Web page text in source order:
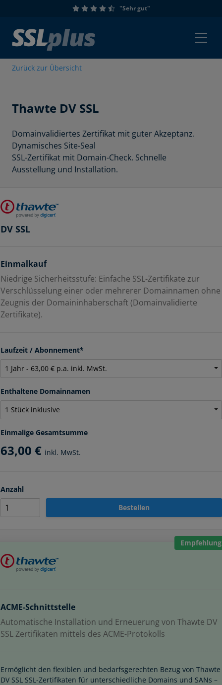
"Sehr gut"
Zurück zur Übersicht
Thawte DV SSL
Domainvalidiertes Zertifikat mit guter Akzeptanz.
Dynamisches Site-Seal
SSL-Zertifikat mit Domain-Check. Schnelle
Ausstellung und Installation.
DV SSL
Einmalkauf
Niedrige Sicherheitsstufe: Einfache SSL-Zertifikate zur
Verschlüsselung einer oder mehrerer Domainnamen ohne
Zeugnis der Domaininhaberschaft (Domainvalidierte
Zertifikate).
Laufzeit / Abonnement*
Enthaltene Domainnamen
Einmalige Gesamtsumme
63,00 € inkl. MwSt.
Anzahl
Bestellen
Empfehlung
ACME-Schnittstelle
Automatische Installation und Erneuerung von Thawte DV
SSL Zertifikaten mittels des ACME-Protokolls
Ermöglicht den flexiblen und bedarfsgerechten Bezug von Thawte
DV SSL SSL-Zertifikaten für unterschiedliche Domains und SANs –